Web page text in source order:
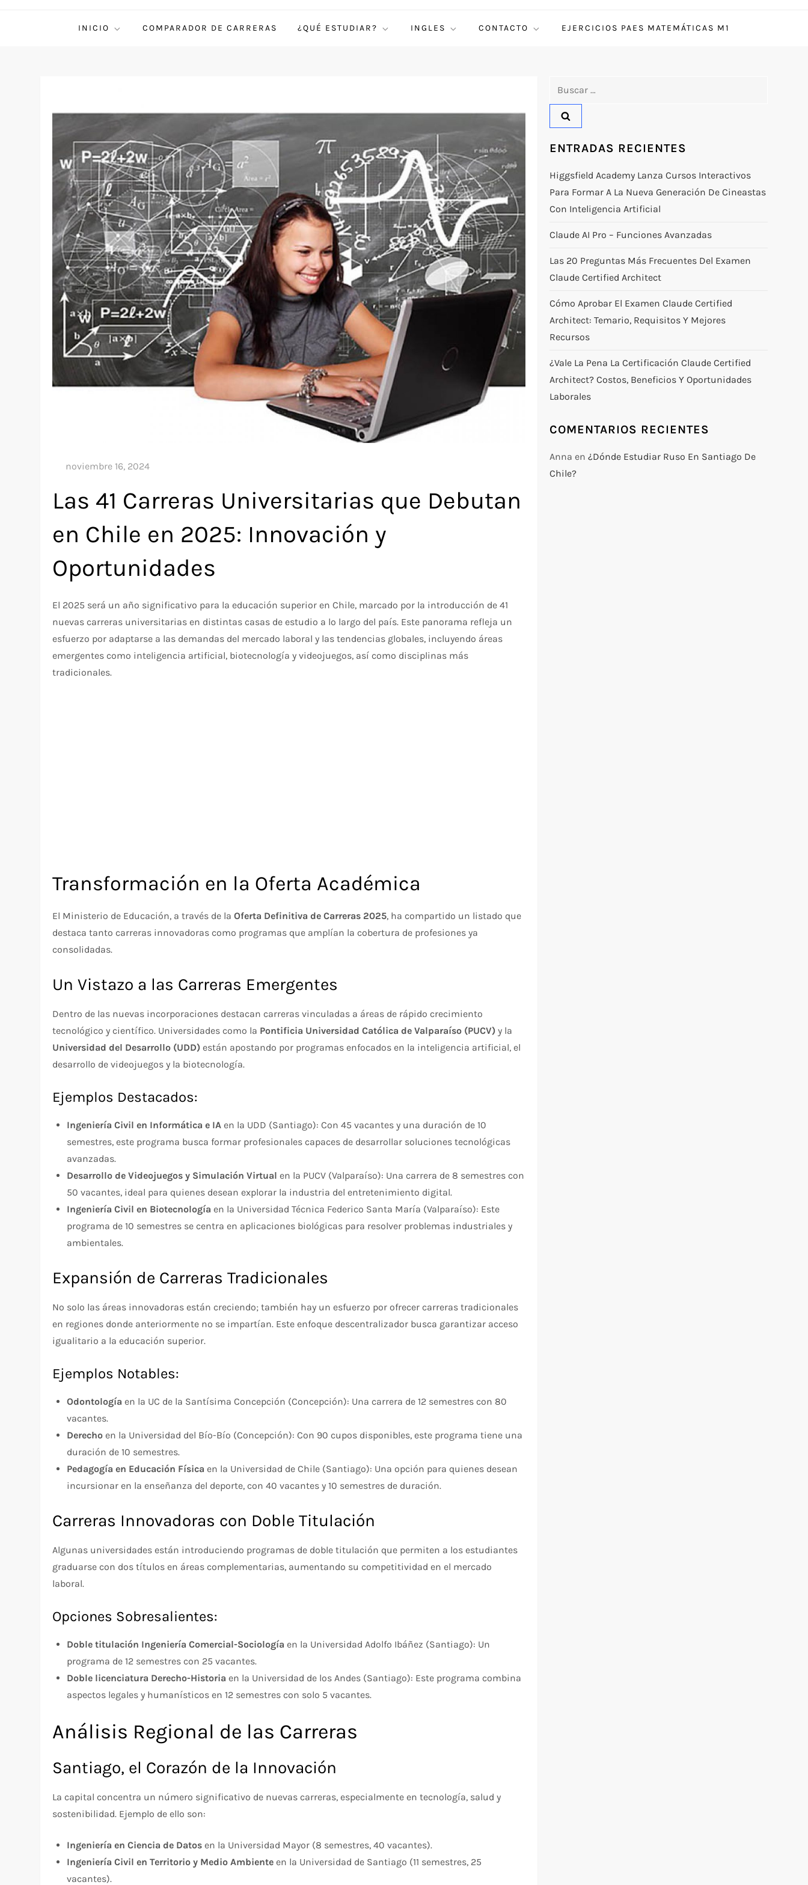
INICIO COMPARADOR DE CARRERAS ¿QUÉ ESTUDIAR? INGLES CONTACTO EJERCICIOS PAES MATEMÁTICAS M1
Las 41 Carreras Universitarias que Debutan
en Chile en 2025: Innovación y
Oportunidades
El 2025 será un año significativo para la educación superior en Chile, marcado por la introducción de 41
nuevas carreras universitarias en distintas casas de estudio a lo largo del país. Este panorama refleja un
esfuerzo por adaptarse a las demandas del mercado laboral y las tendencias globales, incluyendo áreas
emergentes como inteligencia artificial, biotecnología y videojuegos, así como disciplinas más
tradicionales.
Transformación en la Oferta Académica
El Ministerio de Educación, a través de laOferta Definitiva de Carreras 2025, ha compartido un listado que
destaca tanto carreras innovadoras como programas que amplían la cobertura de profesiones ya
consolidadas.
Un Vistazo a las Carreras Emergentes
Dentro de las nuevas incorporaciones destacan carreras vinculadas a áreas de rápido crecimiento
tecnológico y científico. Universidades como la Pontificia Universidad Católica de Valparaíso (PUCV) y la
Universidad del Desarrollo (UDD) están apostando por programas enfocados en la inteligencia artificial, el
desarrollo de videojuegos y la biotecnología.
Ejemplos Destacados:
Ingeniería Civil en Informática e IA en la UDD (Santiago): Con 45 vacantes y una duración de 10
semestres, este programa busca formar profesionales capaces de desarrollar soluciones tecnológicas
avanzadas.
Desarrollo de Videojuegos y Simulación Virtual en la PUCV (Valparaíso): Una carrera de 8 semestres con
50 vacantes, ideal para quienes desean explorar la industria del entretenimiento digital.
Ingeniería Civil en Biotecnología en la Universidad Técnica Federico Santa María (Valparaíso): Este
programa de 10 semestres se centra en aplicaciones biológicas para resolver problemas industriales y
ambientales.
Expansión de Carreras Tradicionales
No solo las áreas innovadoras están creciendo; también hay un esfuerzo por ofrecer carreras tradicionales
en regiones donde anteriormente no se impartían. Este enfoque descentralizador busca garantizar acceso
igualitario a la educación superior.
Ejemplos Notables:
Odontología en la UC de la Santísima Concepción (Concepción): Una carrera de 12 semestres con 80
vacantes.
Derecho en la Universidad del Bío-Bío (Concepción): Con 90 cupos disponibles, este programa tiene una
duración de 10 semestres.
Pedagogía en Educación Física en la Universidad de Chile (Santiago): Una opción para quienes desean
incursionar en la enseñanza del deporte, con 40 vacantes y 10 semestres de duración.
Carreras Innovadoras con Doble Titulación
Algunas universidades están introduciendo programas de doble titulación que permiten a los estudiantes
graduarse con dos títulos en áreas complementarias, aumentando su competitividad en el mercado
laboral.
Opciones Sobresalientes:
Doble titulación Ingeniería Comercial-Sociología en la Universidad Adolfo Ibáñez (Santiago): Un
programa de 12 semestres con 25 vacantes.
Doble licenciatura Derecho-Historia en la Universidad de los Andes (Santiago): Este programa combina
aspectos legales y humanísticos en 12 semestres con solo 5 vacantes.
Análisis Regional de las Carreras
Santiago, el Corazón de la Innovación
La capital concentra un número significativo de nuevas carreras, especialmente en tecnología, salud y
sostenibilidad. Ejemplo de ello son:
Ingeniería en Ciencia de Datos en la Universidad Mayor (8 semestres, 40 vacantes).
Ingeniería Civil en Territorio y Medio Ambiente en la Universidad de Santiago (11 semestres, 25
vacantes).
ENTRADAS RECIENTES
Higgsfield Academy Lanza Cursos Interactivos
Para Formar A La Nueva Generación De Cineastas
Con Inteligencia Artificial
Claude AI Pro – Funciones Avanzadas
Las 20 Preguntas Más Frecuentes Del Examen
Claude Certified Architect
Cómo Aprobar El Examen Claude Certified
Architect: Temario, Requisitos Y Mejores
Recursos
¿Vale La Pena La Certificación Claude Certified
Architect? Costos, Beneficios Y Oportunidades
Laborales
COMENTARIOS RECIENTES
Anna en ¿Dónde Estudiar Ruso En Santiago De
Chile?